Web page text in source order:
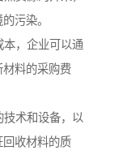
污染。
本，企业可以通
料的采购费
技术和设备，以
收材料的质